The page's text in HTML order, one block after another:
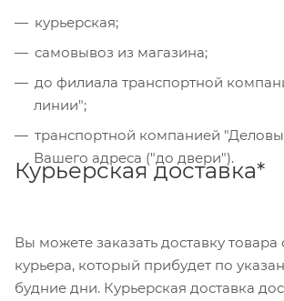
Также Вы можете оплатить товар,
"Банковский перевод", при этом
сформирован счет, который Вы
на странице оформления заказа и
обратившись в отделение своего
Для данного способа оплаты
курьерская;
самовывоз из магазина;
до филиала транспортной
линии";
транспортной компанией
Вашего адреса ("до двери").
Курьерская доставка*
Вы можете заказать доставку
курьера, который прибудет по
будние дни. Курьерская доставка